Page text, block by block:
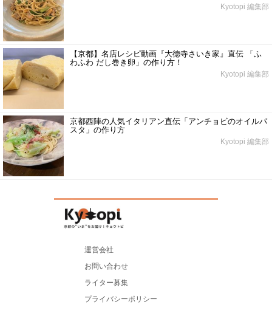
Kyotopi 編集部
【京都】名店レシピ動画『大徳寺さいき家』直伝 「ふ
わふわ だし巻き卵」の作り方！
Kyotopi 編集部
京都西陣の人気イタリアン直伝「アンチョビのオイルパ
スタ」の作り方
Kyotopi 編集部
運営会社
お問い合わせ
ライター募集
プライバシーポリシー